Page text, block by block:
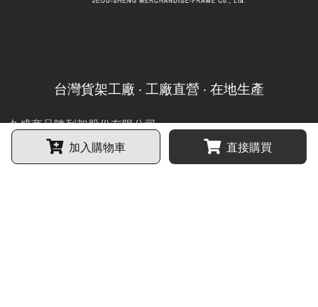
加入購物車 直接購買
台灣貨架工廠 ‧ 工廠直營 ‧ 在地生產
久盛商品陳列架股份有限公司
JEOU-SHENG MERCHANDISE-FRAME Co., Ltd.